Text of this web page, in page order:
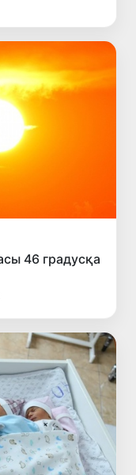
46 градусқа